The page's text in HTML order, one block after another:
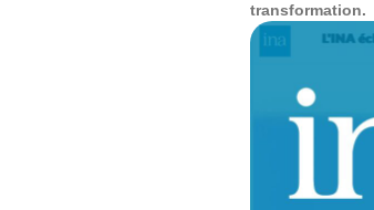
transformation.